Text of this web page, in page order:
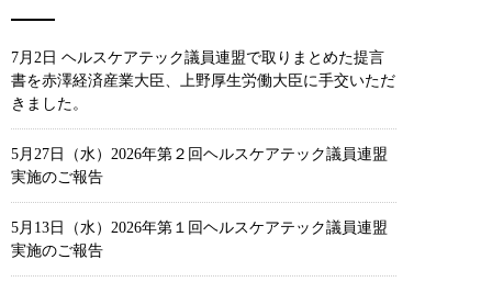
7月2日 ヘルスケアテック議員連盟で取りまとめた提言
書を赤澤経済産業大臣、上野厚生労働大臣に手交いただ
きました。
5月27日（水）2026年第２回ヘルスケアテック議員連盟
実施のご報告
5月13日（水）2026年第１回ヘルスケアテック議員連盟
実施のご報告